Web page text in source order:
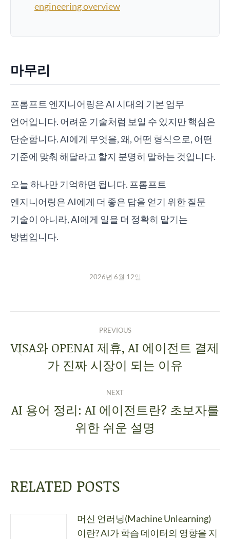
engineering overview
마무리
프롬프트 엔지니어링은 AI 시대의 기본 업무
언어입니다. 어려운 기술처럼 보일 수 있지만 핵심은
단순합니다. AI에게 무엇을, 왜, 어떤 형식으로, 어떤
기준에 맞춰 해달라고 할지 분명히 말하는 것입니다.
오늘 하나만 기억하면 됩니다. 프롬프트
엔지니어링은 AI에게 더 좋은 답을 얻기 위한 질문
기술이 아니라, AI에게 일을 더 정확히 맡기는
방법입니다.
2026년 6월 12일
PREVIOUS
VISA와 OPENAI 제휴, AI 에이전트 결제
가 진짜 시장이 되는 이유
NEXT
AI 용어 정리: AI 에이전트란? 초보자를
위한 쉬운 설명
RELATED POSTS
머신 언러닝(Machine Unlearning)
이란? AI가 학습 데이터의 영향을 지